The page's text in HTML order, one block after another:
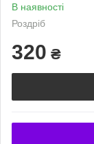
В наявності
Роздріб
320 ₴